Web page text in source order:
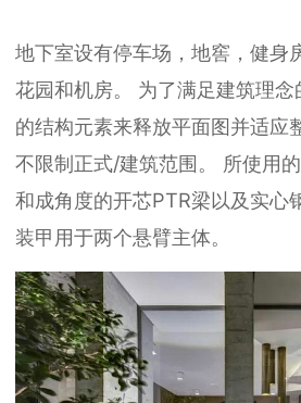
地下室设有停车场，地窖，健身
花园和机房。
为了满足建筑理
的结构元素来释放平面图并适应
不限制正式/建筑范围。
所使用
和成角度的开芯PTR梁以及实心
装甲用于两个悬臂主体。